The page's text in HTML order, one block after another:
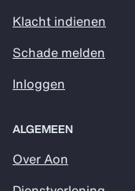
Klacht indienen
Schade melden
Inloggen
ALGEMEEN
Over Aon